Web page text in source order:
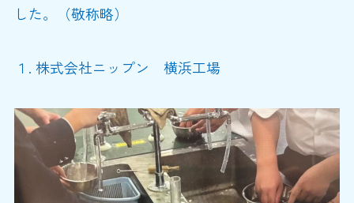
した。（敬称略）
１. 株式会社ニップン 横浜工場